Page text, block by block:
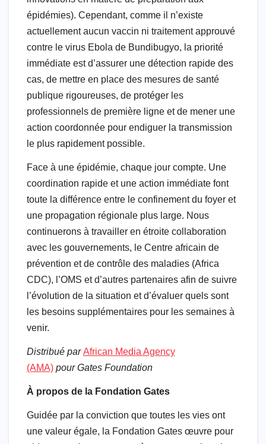
épidémies). Cependant, comme il n’existe
actuellement aucun vaccin ni traitement approuvé
contre le virus Ebola de Bundibugyo, la priorité
immédiate est d’assurer une détection rapide des
cas, de mettre en place des mesures de santé
publique rigoureuses, de protéger les
professionnels de première ligne et de mener une
action coordonnée pour endiguer la transmission
le plus rapidement possible.
Face à une épidémie, chaque jour compte. Une
coordination rapide et une action immédiate font
toute la différence entre le confinement du foyer et
une propagation régionale plus large. Nous
continuerons à travailler en étroite collaboration
avec les gouvernements, le Centre africain de
prévention et de contrôle des maladies (Africa
CDC), l’OMS et d’autres partenaires afin de suivre
l’évolution de la situation et d’évaluer quels sont
les besoins supplémentaires pour les semaines à
venir.
Distribué par African Media Agency
(AMA) pour Gates Foundation
À propos de la Fondation Gates
Guidée par la conviction que toutes les vies ont
une valeur égale, la Fondation Gates œuvre pour